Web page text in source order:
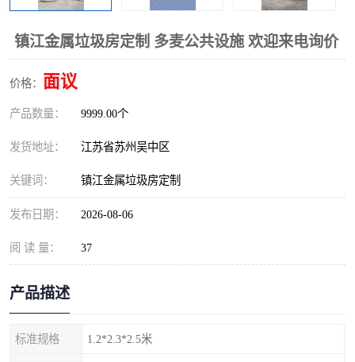
镇江金属垃圾房定制 多麦公共设施 欢迎来电询价
价格： 面议
产品数量： 9999.00个
发货地址： 江苏省苏州吴中区
关键词： 镇江金属垃圾房定制
发布日期： 2026-08-06
阅 读 量： 37
产品描述
标准规格 1.2*2.3*2.5米